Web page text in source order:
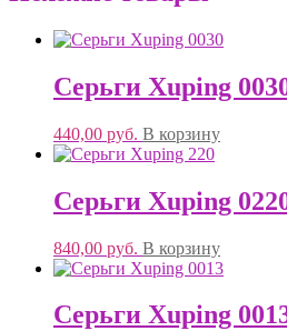
Серьги Xuping
440,00 руб. В корзину
Серьги Xuping
840,00 руб. В корзину
Серьги Xuping